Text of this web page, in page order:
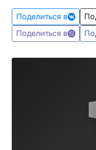
Поделиться в
Поделиться в